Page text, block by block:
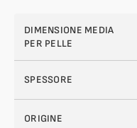
DIMENSIONE MEDIA
PER PELLE
SPESSORE
ORIGINE